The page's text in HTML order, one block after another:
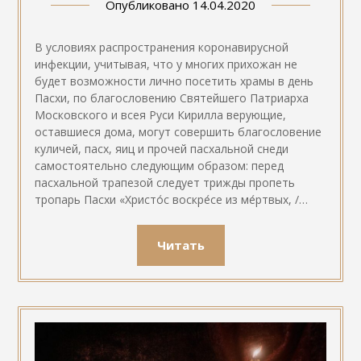
Опубликовано 14.04.2020
В условиях распространения коронавирусной
инфекции, учитывая, что у многих прихожан не
будет возможности лично посетить храмы в день
Пасхи, по благословению Святейшего Патриарха
Московского и всея Руси Кирилла верующие,
оставшиеся дома, могут совершить благословение
куличей, пасх, яиц и прочей пасхальной снеди
самостоятельно следующим образом: перед
пасхальной трапезой следует трижды пропеть
тропарь Пасхи «Христо́с воскре́се из ме́ртвых, /…
Читать